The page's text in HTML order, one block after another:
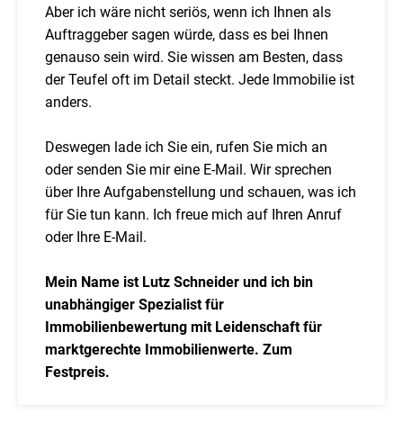
Aber ich wäre nicht seriös, wenn ich Ihnen als
Auftraggeber sagen würde, dass es bei Ihnen
genauso sein wird. Sie wissen am Besten, dass
der Teufel oft im Detail steckt. Jede Immobilie ist
anders.
Deswegen lade ich Sie ein, rufen Sie mich an
oder senden Sie mir eine E-Mail. Wir sprechen
über Ihre Aufgabenstellung und schauen, was ich
für Sie tun kann. Ich freue mich auf Ihren Anruf
oder Ihre E-Mail.
Mein Name ist Lutz Schneider und ich bin
unabhängiger Spezialist für
Immobilienbewertung mit Leidenschaft für
marktgerechte Immobilienwerte. Zum
Festpreis.